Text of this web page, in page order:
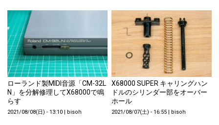
ローランド製MIDI音源「CM-32L
N」を分解修理してX68000で鳴
らす
2021/08/08(日) - 13:10 bisoh
X68000 SUPER キャリングハン
ドルのシリンダー部をオーバー
ホール
2021/08/07(土) - 16:55 bisoh